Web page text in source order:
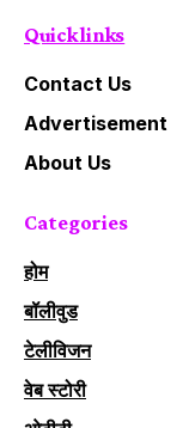
Quick links
Contact Us
Advertisement
About Us
Categories
होम
बॉलीवुड
टेलीविजन
वेब स्टोरी